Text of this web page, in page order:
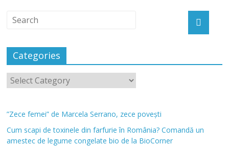
Categories
”Zece femei” de Marcela Serrano, zece povești
Cum scapi de toxinele din farfurie în România? Comandă un
amestec de legume congelate bio de la BioCorner